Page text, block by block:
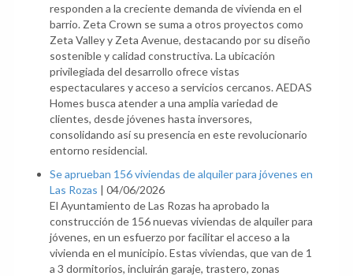
responden a la creciente demanda de vivienda en el
barrio. Zeta Crown se suma a otros proyectos como
Zeta Valley y Zeta Avenue, destacando por su diseño
sostenible y calidad constructiva. La ubicación
privilegiada del desarrollo ofrece vistas
espectaculares y acceso a servicios cercanos. AEDAS
Homes busca atender a una amplia variedad de
clientes, desde jóvenes hasta inversores,
consolidando así su presencia en este revolucionario
entorno residencial.
Se aprueban 156 viviendas de alquiler para jóvenes en
Las Rozas | 04/06/2026
El Ayuntamiento de Las Rozas ha aprobado la
construcción de 156 nuevas viviendas de alquiler para
jóvenes, en un esfuerzo por facilitar el acceso a la
vivienda en el municipio. Estas viviendas, que van de 1
a 3 dormitorios, incluirán garaje, trastero, zonas